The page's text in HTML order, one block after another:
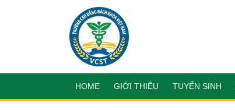
HOME GIỚI THIỆU TUYỂN SINH